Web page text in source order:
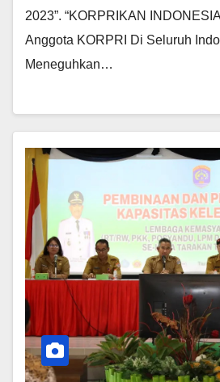
2023”. “KORPRIKAN
Anggota KORPRI Di Seluruh
Meneguhkan…